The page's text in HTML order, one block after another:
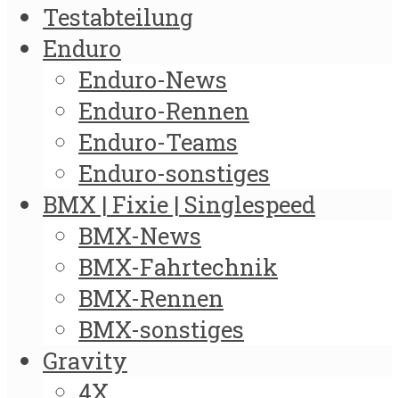
Testabteilung
Enduro
Enduro-News
Enduro-Rennen
Enduro-Teams
Enduro-sonstiges
BMX | Fixie | Singlespeed
BMX-News
BMX-Fahrtechnik
BMX-Rennen
BMX-sonstiges
Gravity
4X